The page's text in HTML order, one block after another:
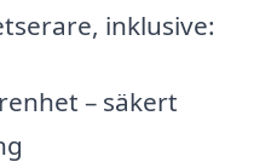
inklusive:
– säkert